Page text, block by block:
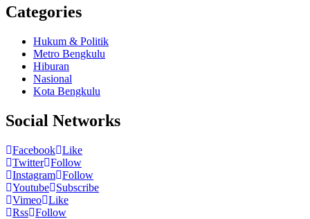
Categories
Hukum & Politik
Metro Bengkulu
Hiburan
Nasional
Kota Bengkulu
Social Networks
Facebook Like
Twitter Follow
Instagram Follow
Youtube
Subscribe
Vimeo Like
Rss Follow